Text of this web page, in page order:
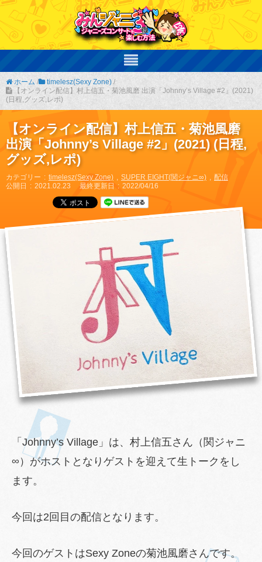
ホーム / timelesz(Sexy Zone) /
【オンライン配信】村上信五・菊池風磨 出演「Johnny’s Village #2」(2021)
(日程,グッズ,レポ)
【オンライン配信】村上信五・菊池風磨
出演「Johnny’s Village #2」(2021) (日程,
グッズ,レポ)
カテゴリー timelesz(Sexy Zone) SUPER EIGHT(関ジャニ∞)
配信
公開日
2021.02.23 最終更新日 2022/04/16
「Johnny’s Village」は、村上信五さん（関ジャニ
∞）がホストとなりゲストを迎えて生トークをし
ます。
今回は2回目の配信となります。
今回のゲストはSexy Zoneの菊池風磨さんです。